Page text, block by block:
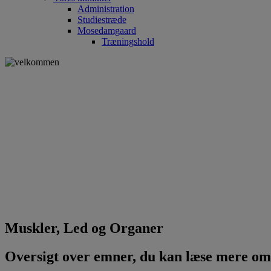
Administration
Studiestræde
Mosedamgaard
Træningshold
Muskler, Led og Organer
Oversigt over emner, du kan læse mere